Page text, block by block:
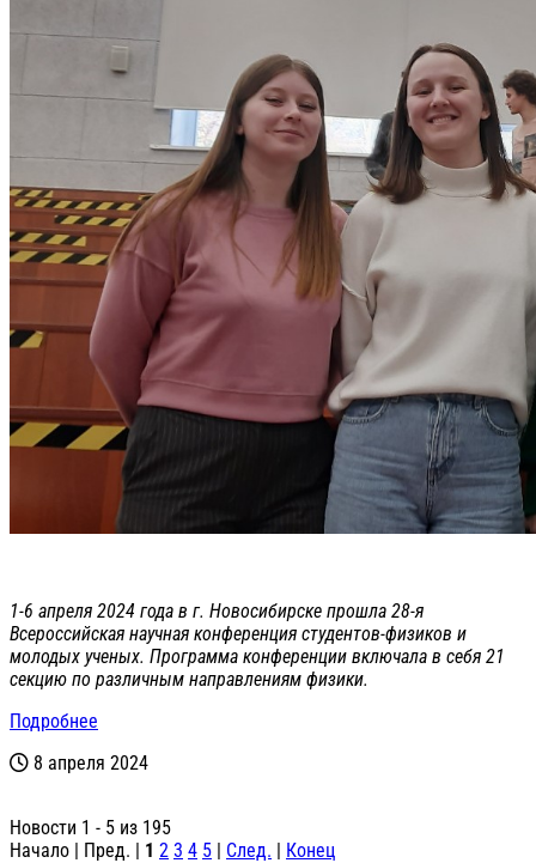
1-6 апреля 2024 года в г. Новосибирске прошла 28-я
Всероссийская научная конференция студентов-физиков и
молодых ученых. Программа конференции включала в себя 21
секцию по различным направлениям физики.
Подробнее
8 апреля 2024
Новости 1 - 5 из 195
Начало | Пред. | 1 2 3 4 5 | След. | Конец